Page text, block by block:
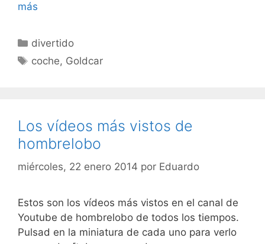
más
Categorías
divertido
Etiquetas
coche, Goldcar
Los vídeos más vistos de
hombrelobo
miércoles, 22 enero 2014 por Eduardo
Estos son los vídeos más vistos en el canal de
Youtube de hombrelobo de todos los tiempos.
Pulsad en la miniatura de cada uno para verlo